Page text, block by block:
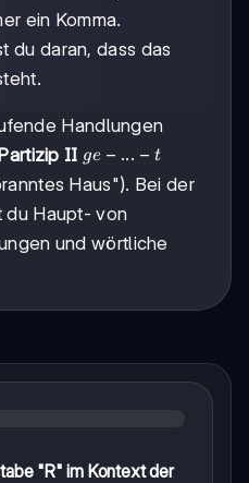
ein Komma.
du daran, dass das
Handlungen
II ge-...-
ge − ... − t
Haus"). Bei der
du Haupt- von
und wörtliche
"R" im Kontext der